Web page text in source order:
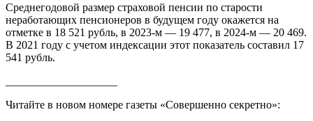
Среднегодовой размер страховой пенсии по старости
неработающих пенсионеров в будущем году окажется на
отметке в 18 521 рубль, в 2023-м — 19 477, в 2024-м — 20 469.
В 2021 году с учетом индексации этот показатель составил 17
541 рубль.
Читайте в новом номере газеты «Совершенно секретно»: